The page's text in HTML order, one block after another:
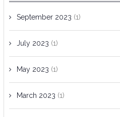
September 2023 (1)
July 2023 (1)
May 2023 (1)
March 2023 (1)